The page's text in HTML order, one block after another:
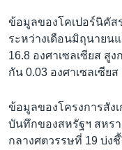
ข้อมูลของโคเปอร์นิคัส
ระหว่างเดือนมิถุนายน
16.8 องศาเซลเซียส สู
กัน 0.03 องศาเซลเซียส
ข้อมูลของโครงการสัง
บันทึกของสหรัฐฯ สหร
กลางศตวรรษที่ 19 บ่ง